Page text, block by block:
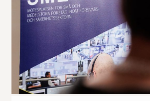
Medlemmars verksamhet
Medlemskap
Om SME-D
Styrelsen